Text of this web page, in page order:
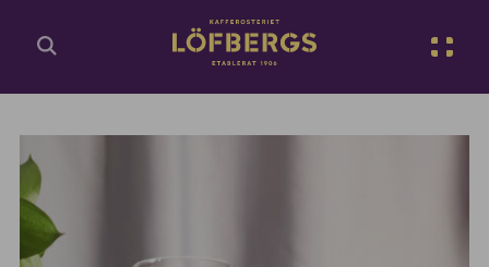
Gå till huvudinnehåll
Sv
Ange din sökfråga...